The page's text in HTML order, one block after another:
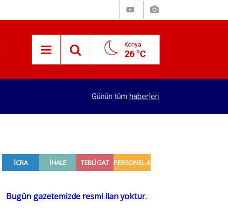
Konya
26 °C
Konyalı patron 70 bin TL maaşla personel
Günün tüm haberleri